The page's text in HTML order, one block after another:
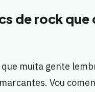
de rock que
muita gente
Vou